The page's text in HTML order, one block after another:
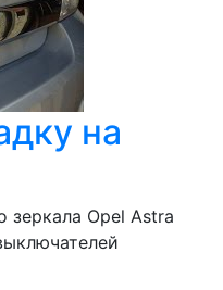
на
зеркала Opel Astra